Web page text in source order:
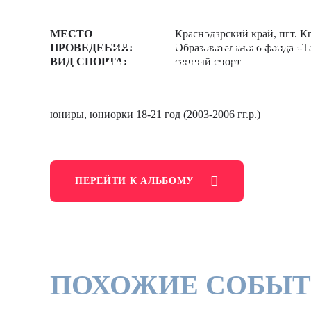
спорту
юниоров и
КРАСНОДАРСКИЙ КРАЙ,
МЕСТО
ПРОВЕДЕНИЯ:
Краснодарский край, пгт.
Образовательного фонда
ВИД СПОРТА:
санный спорт
юниры, юниорки 18-21 год (2003-2006 гг.р.)
ПЕРЕЙТИ К АЛЬБОМУ
ПОХОЖИЕ